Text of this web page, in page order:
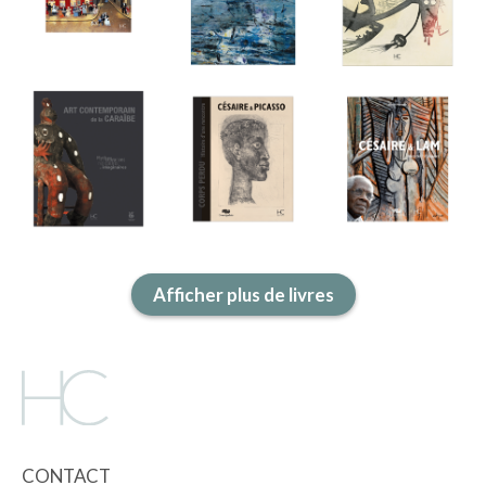
CONTACT
INSCRIPTION NEWSLETTER
Afficher plus de livres
CONTACT